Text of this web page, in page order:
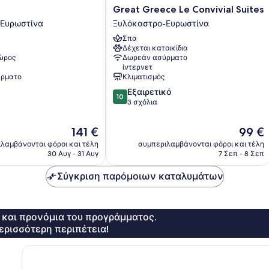
Η
τιμή
είναι
141 €
φόροι και τέλη
30 Αυγ - 31 Αυγ
Great
Greece
Le
Convivial
Suites
Ξυλόκαστρο-
Ευρωστίνα
Great Greece Le Convivial Suites
Ξυλόκαστρο-Ευρωστίνα
Σπα
Δέχεται κατοικίδια
Δωρεάν ασύρματο
ίντερνετ
Κλιματισμός
10.0
στα
σχόλια
10 Εξαιρετικό
3 σχόλια
Η
τιμή
είναι
99 €
συμπεριλαμβάνονται φόροι και τέλη
7 Σεπ - 8 Σεπ
Σύγκριση παρόμοιων καταλυμάτων
και προνόμια του προγράμματος.
περιπέτεια!